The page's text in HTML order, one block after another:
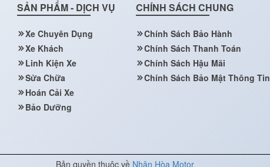
SẢN PHẨM - DỊCH VỤ
Xe Chuyên Dụng
Xe Khách
Linh Kiện Xe
Sửa Chữa
Hoán Cải Xe
Bảo Dưỡng
CHÍNH SÁCH CHUNG
Chính Sách Bảo Hành
Chính Sách Thanh Toán
Chính Sách Hậu Mãi
Chính Sách Bảo Mật Thông Tin
Bản quyền thuộc về Nhân Hòa Motor